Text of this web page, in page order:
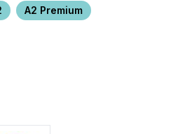
A2 Premium